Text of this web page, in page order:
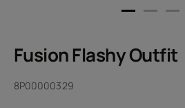
Fusion Flashy Outfit
8P00000329